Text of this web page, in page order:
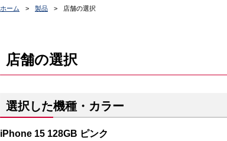
ホーム 製品 店舗の選択
店舗の選択
選択した機種・カラー
iPhone 15 128GB ピンク